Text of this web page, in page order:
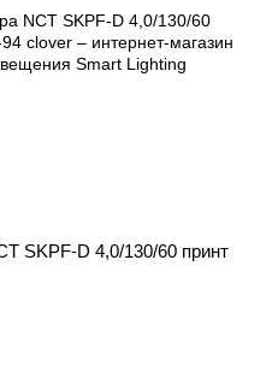
SKPF-D 4,0/130/60 принт